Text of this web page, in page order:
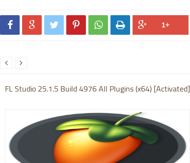
     
FL Studio 25.1.5 Build 4976 All Plugins (x64) [Activated]
 